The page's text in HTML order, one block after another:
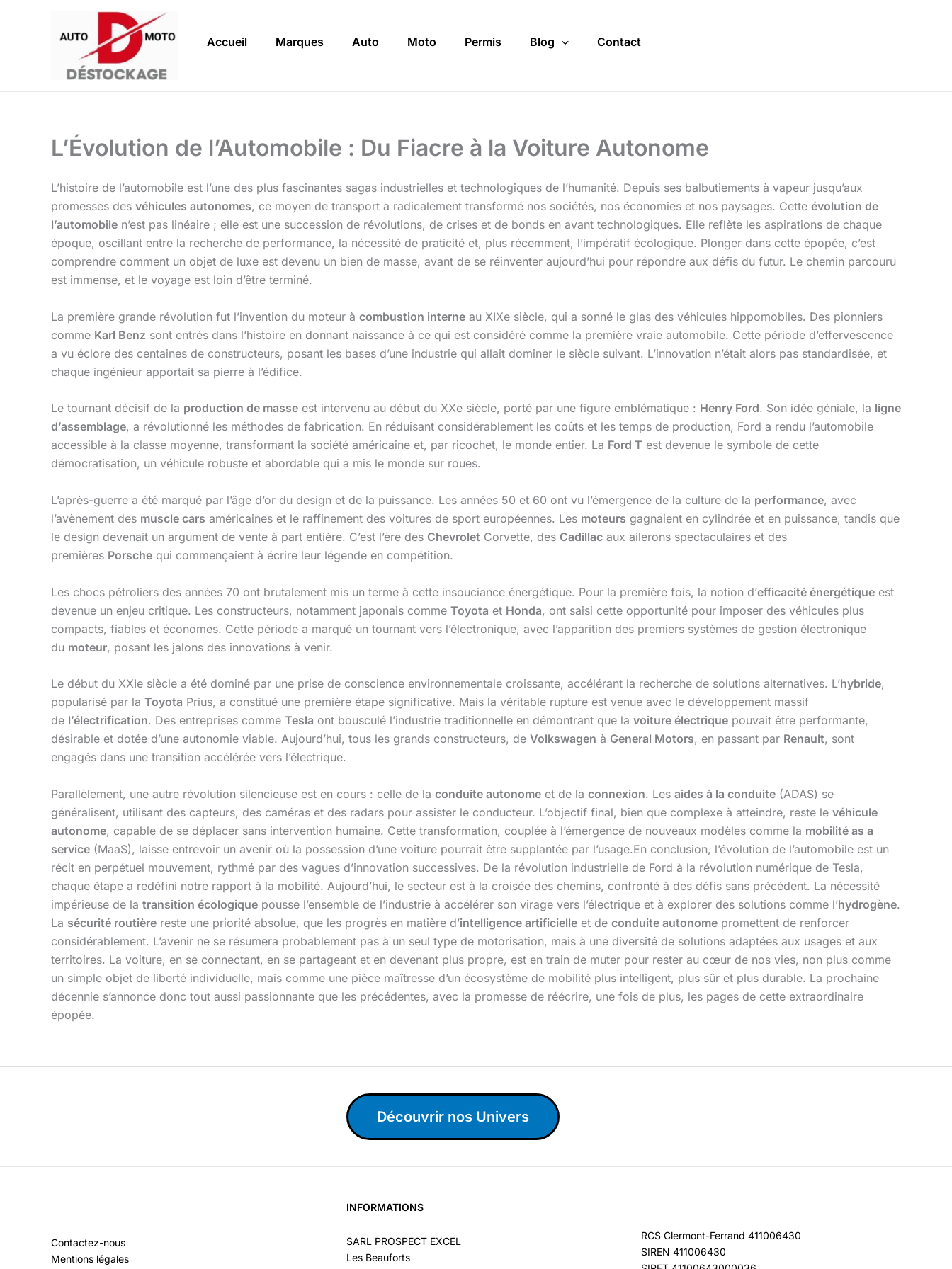
Accueil Marques Auto Moto Permis Blog Contact
L’Évolution de l’Automobile : Du Fiacre à la Voiture Autonome
L’histoire de l’automobile est l’une des plus fascinantes sagas industrielles et technologiques de l’humanité. Depuis ses balbutiements à vapeur jusqu’aux
promesses des véhicules autonomes, ce moyen de transport a radicalement transformé nos sociétés, nos économies et nos paysages. Cette évolution de
l’automobile n’est pas linéaire ; elle est une succession de révolutions, de crises et de bonds en avant technologiques. Elle reflète les aspirations de chaque
époque, oscillant entre la recherche de performance, la nécessité de praticité et, plus récemment, l’impératif écologique. Plonger dans cette épopée, c’est
comprendre comment un objet de luxe est devenu un bien de masse, avant de se réinventer aujourd’hui pour répondre aux défis du futur. Le chemin parcouru
est immense, et le voyage est loin d’être terminé.
La première grande révolution fut l’invention du moteur à combustion interne au XIXe siècle, qui a sonné le glas des véhicules hippomobiles. Des pionniers
comme Karl Benz sont entrés dans l’histoire en donnant naissance à ce qui est considéré comme la première vraie automobile. Cette période d’effervescence
a vu éclore des centaines de constructeurs, posant les bases d’une industrie qui allait dominer le siècle suivant. L’innovation n’était alors pas standardisée, et
chaque ingénieur apportait sa pierre à l’édifice.
Le tournant décisif de la production de masse est intervenu au début du XXe siècle, porté par une figure emblématique : Henry Ford. Son idée géniale, la ligne
d’assemblage, a révolutionné les méthodes de fabrication. En réduisant considérablement les coûts et les temps de production, Ford a rendu l’automobile
accessible à la classe moyenne, transformant la société américaine et, par ricochet, le monde entier. La Ford T est devenue le symbole de cette
démocratisation, un véhicule robuste et abordable qui a mis le monde sur roues.
L’après-guerre a été marqué par l’âge d’or du design et de la puissance. Les années 50 et 60 ont vu l’émergence de la culture de la performance, avec
l’avènement des muscle cars américaines et le raffinement des voitures de sport européennes. Les moteurs gagnaient en cylindrée et en puissance, tandis que
le design devenait un argument de vente à part entière. C’est l’ère des Chevrolet Corvette, des Cadillac aux ailerons spectaculaires et des
premières Porsche qui commençaient à écrire leur légende en compétition.
Les chocs pétroliers des années 70 ont brutalement mis un terme à cette insouciance énergétique. Pour la première fois, la notion d’efficacité énergétique est
devenue un enjeu critique. Les constructeurs, notamment japonais comme Toyota et Honda, ont saisi cette opportunité pour imposer des véhicules plus
compacts, fiables et économes. Cette période a marqué un tournant vers l’électronique, avec l’apparition des premiers systèmes de gestion électronique
du moteur, posant les jalons des innovations à venir.
Le début du XXIe siècle a été dominé par une prise de conscience environnementale croissante, accélérant la recherche de solutions alternatives. L’hybride,
popularisé par la Toyota Prius, a constitué une première étape significative. Mais la véritable rupture est venue avec le développement massif
de l’électrification. Des entreprises comme Tesla ont bousculé l’industrie traditionnelle en démontrant que la voiture électrique pouvait être performante,
désirable et dotée d’une autonomie viable. Aujourd’hui, tous les grands constructeurs, de Volkswagen à General Motors, en passant par Renault, sont
engagés dans une transition accélérée vers l’électrique.
Parallèlement, une autre révolution silencieuse est en cours : celle de la conduite autonome et de la connexion. Les aides à la conduite (ADAS) se
généralisent, utilisant des capteurs, des caméras et des radars pour assister le conducteur. L’objectif final, bien que complexe à atteindre, reste le véhicule
autonome, capable de se déplacer sans intervention humaine. Cette transformation, couplée à l’émergence de nouveaux modèles comme la mobilité as a
service (MaaS), laisse entrevoir un avenir où la possession d’une voiture pourrait être supplantée par l’usage.En conclusion, l’évolution de l’automobile est un
récit en perpétuel mouvement, rythmé par des vagues d’innovation successives. De la révolution industrielle de Ford à la révolution numérique de Tesla,
chaque étape a redéfini notre rapport à la mobilité. Aujourd’hui, le secteur est à la croisée des chemins, confronté à des défis sans précédent. La nécessité
impérieuse de la transition écologique pousse l’ensemble de l’industrie à accélérer son virage vers l’électrique et à explorer des solutions comme l’hydrogène.
La sécurité routière reste une priorité absolue, que les progrès en matière d’intelligence artificielle et de conduite autonome promettent de renforcer
considérablement. L’avenir ne se résumera probablement pas à un seul type de motorisation, mais à une diversité de solutions adaptées aux usages et aux
territoires. La voiture, en se connectant, en se partageant et en devenant plus propre, est en train de muter pour rester au cœur de nos vies, non plus comme
un simple objet de liberté individuelle, mais comme une pièce maîtresse d’un écosystème de mobilité plus intelligent, plus sûr et plus durable. La prochaine
décennie s’annonce donc tout aussi passionnante que les précédentes, avec la promesse de réécrire, une fois de plus, les pages de cette extraordinaire
épopée.
Découvrir nos Univers
Contactez-nous
Mentions légales
INFORMATIONS
SARL PROSPECT EXCEL
Les Beauforts
RCS Clermont-Ferrand 411006430
SIREN 411006430